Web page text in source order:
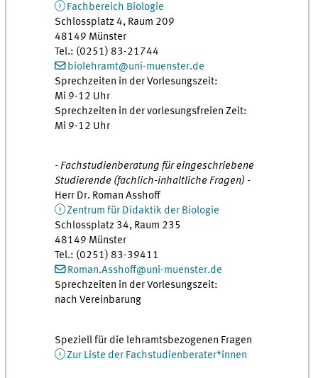
Fachbereich Biologie
Schlossplatz 4, Raum 209
48149 Münster
Tel.: (0251) 83-21744
biolehramt@uni-muenster.de
Sprechzeiten in der Vorlesungszeit:
Mi 9-12 Uhr
Sprechzeiten in der vorlesungsfreien Zeit:
Mi 9-12 Uhr
- Fachstudienberatung für eingeschriebene
Studierende (fachlich-inhaltliche Fragen) -
Herr Dr. Roman Asshoff
Zentrum für Didaktik der Biologie
Schlossplatz 34, Raum 235
48149 Münster
Tel.: (0251) 83-39411
Roman.Asshoff@uni-muenster.de
Sprechzeiten in der Vorlesungszeit:
nach Vereinbarung
Speziell für die lehramtsbezogenen Fragen
Zur Liste der Fachstudienberater*innen